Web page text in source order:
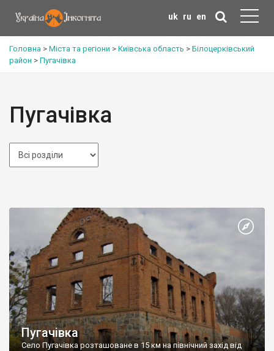
uk ru en
Головна > Міста та регіони > Київська область > Білоцерківський
район > Пугачівка
Пугачівка
Пугачівка
Село Пугачівка розташоване в 15 км на північний захід від